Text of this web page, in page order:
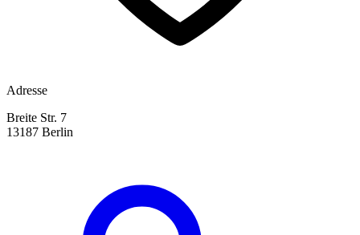
Adresse
Breite Str. 7
13187 Berlin